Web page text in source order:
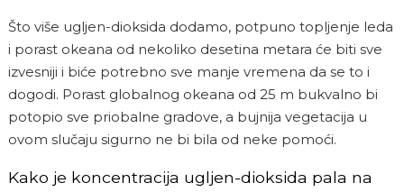
Što više ugljen-dioksida dodamo, potpuno topljenje leda
i porast okeana od nekoliko desetina metara će biti sve
izvesniji i biće potrebno sve manje vremena da se to i
dogodi. Porast globalnog okeana od 25 m bukvalno bi
potopio sve priobalne gradove, a bujnija vegetacija u
ovom slučaju sigurno ne bi bila od neke pomoći.
Kako je koncentracija ugljen-dioksida pala na